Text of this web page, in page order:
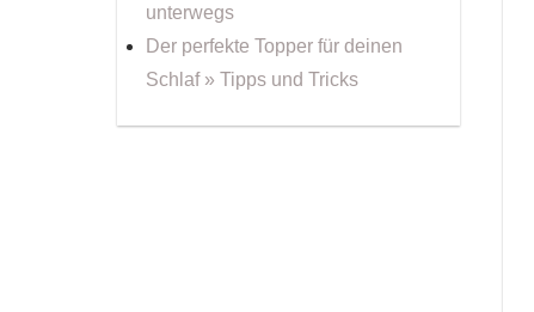
unterwegs
Der perfekte Topper für deinen
Schlaf » Tipps und Tricks